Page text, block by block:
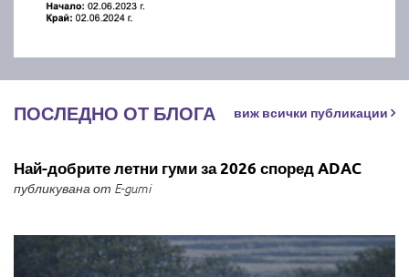
ПОСЛЕДНО ОТ БЛОГА виж всички публикации
Най-добрите летни гуми за 2026 според ADAC
публикувана от E-gumi